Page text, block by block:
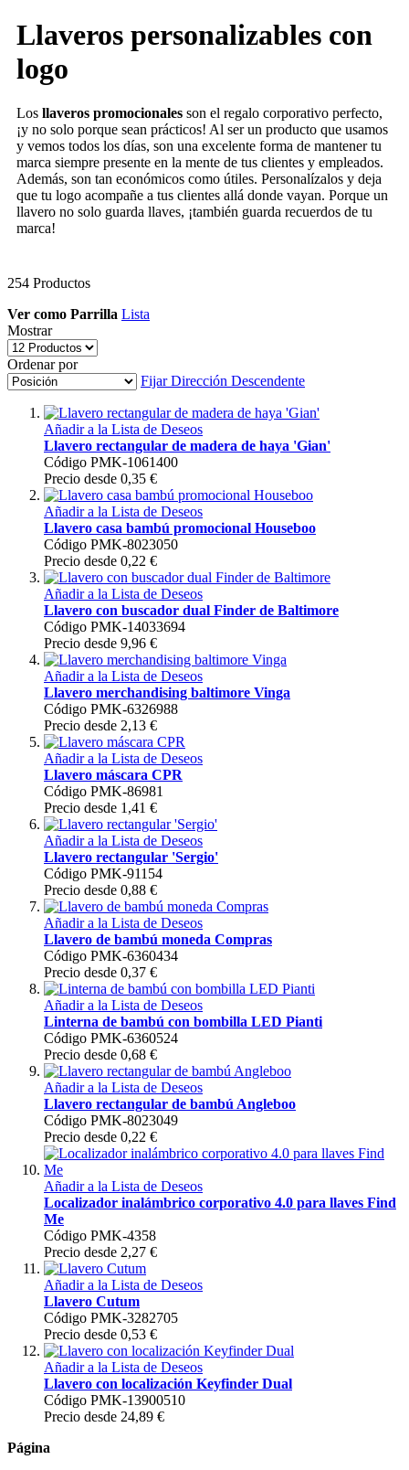
Llaveros personalizables con
logo
Los llaveros promocionales son el regalo corporativo perfecto,
¡y no solo porque sean prácticos! Al ser un producto que usamos
y vemos todos los días, son una excelente forma de mantener tu
marca siempre presente en la mente de tus clientes y empleados.
Además, son tan económicos como útiles. Personalízalos y deja
que tu logo acompañe a tus clientes allá donde vayan. Porque un
llavero no solo guarda llaves, ¡también guarda recuerdos de tu
marca!
254 Productos
Ver como Parrilla Lista
Mostrar
Ordenar por
Fijar Dirección Descendente
Añadir a la Lista de Deseos
Llavero rectangular de madera de haya 'Gian'
Código PMK-1061400
Precio desde 0,35 €
Añadir a la Lista de Deseos
Llavero casa bambú promocional Houseboo
Código PMK-8023050
Precio desde 0,22 €
Añadir a la Lista de Deseos
Llavero con buscador dual Finder de Baltimore
Código PMK-14033694
Precio desde 9,96 €
Añadir a la Lista de Deseos
Llavero merchandising baltimore Vinga
Código PMK-6326988
Precio desde 2,13 €
Añadir a la Lista de Deseos
Llavero máscara CPR
Código PMK-86981
Precio desde 1,41 €
Añadir a la Lista de Deseos
Llavero rectangular 'Sergio'
Código PMK-91154
Precio desde 0,88 €
Añadir a la Lista de Deseos
Llavero de bambú moneda Compras
Código PMK-6360434
Precio desde 0,37 €
Añadir a la Lista de Deseos
Linterna de bambú con bombilla LED Pianti
Código PMK-6360524
Precio desde 0,68 €
Añadir a la Lista de Deseos
Llavero rectangular de bambú Angleboo
Código PMK-8023049
Precio desde 0,22 €
Añadir a la Lista de Deseos
Localizador inalámbrico corporativo 4.0 para llaves Find
Me
Código PMK-4358
Precio desde 2,27 €
Añadir a la Lista de Deseos
Llavero Cutum
Código PMK-3282705
Precio desde 0,53 €
Añadir a la Lista de Deseos
Llavero con localización Keyfinder Dual
Código PMK-13900510
Precio desde 24,89 €
Página